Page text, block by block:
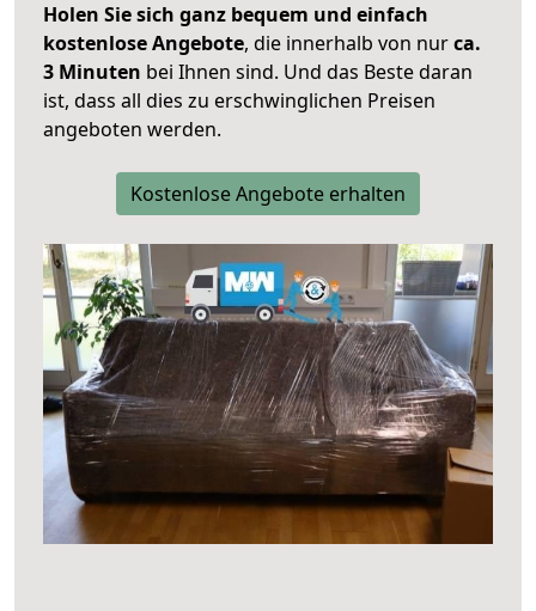
Holen Sie sich ganz bequem und einfach
kostenlose Angebote, die innerhalb von nurca.
3 Minuten bei Ihnen sind. Und das Beste daran
ist, dass all dies zu erschwinglichen Preisen
angeboten werden.
Kostenlose Angebote erhalten